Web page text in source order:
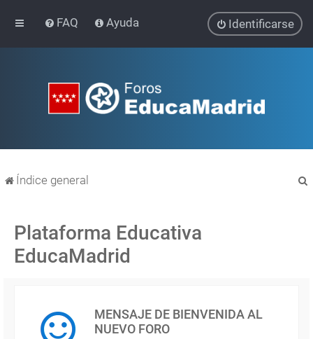
FAQ Ayuda Identificarse
Índice general
Plataforma Educativa
EducaMadrid
MENSAJE DE BIENVENIDA AL
NUEVO FORO